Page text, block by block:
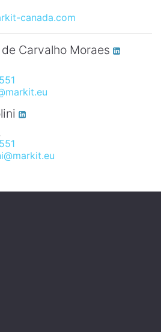
canada.com
Carvalho Moraes